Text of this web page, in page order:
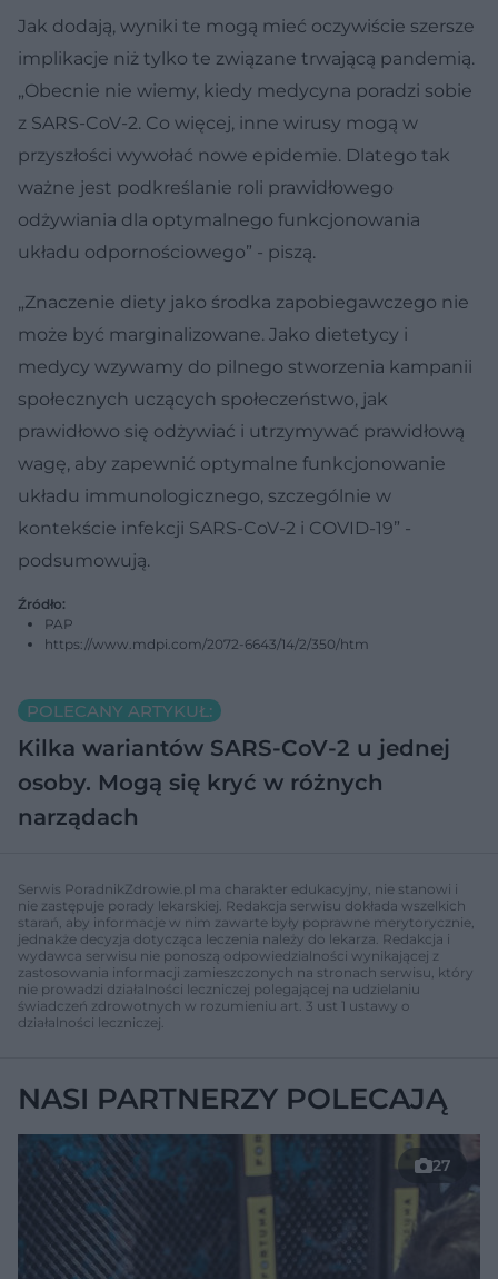
Jak dodają, wyniki te mogą mieć oczywiście szersze
implikacje niż tylko te związane trwającą pandemią.
„Obecnie nie wiemy, kiedy medycyna poradzi sobie
z SARS-CoV-2. Co więcej, inne wirusy mogą w
przyszłości wywołać nowe epidemie. Dlatego tak
ważne jest podkreślanie roli prawidłowego
odżywiania dla optymalnego funkcjonowania
układu odpornościowego” - piszą.
„Znaczenie diety jako środka zapobiegawczego nie
może być marginalizowane. Jako dietetycy i
medycy wzywamy do pilnego stworzenia kampanii
społecznych uczących społeczeństwo, jak
prawidłowo się odżywiać i utrzymywać prawidłową
wagę, aby zapewnić optymalne funkcjonowanie
układu immunologicznego, szczególnie w
kontekście infekcji SARS-CoV-2 i COVID-19” -
podsumowują.
Źródło:
PAP
https://www.mdpi.com/2072-6643/14/2/350/htm
POLECANY ARTYKUŁ:
Kilka wariantów SARS-CoV-2 u jednej
osoby. Mogą się kryć w różnych
narządach
Serwis PoradnikZdrowie.pl ma charakter edukacyjny, nie stanowi i
nie zastępuje porady lekarskiej. Redakcja serwisu dokłada wszelkich
starań, aby informacje w nim zawarte były poprawne merytorycznie,
jednakże decyzja dotycząca leczenia należy do lekarza. Redakcja i
wydawca serwisu nie ponoszą odpowiedzialności wynikającej z
zastosowania informacji zamieszczonych na stronach serwisu, który
nie prowadzi działalności leczniczej polegającej na udzielaniu
świadczeń zdrowotnych w rozumieniu art. 3 ust 1 ustawy o
działalności leczniczej.
NASI PARTNERZY POLECAJĄ
27